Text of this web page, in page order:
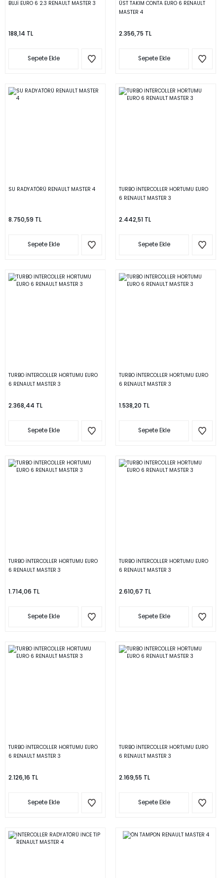
BUJİ EURO 6 2.3 RENAULT MASTER 3
188,14 TL
Sepete Ekle
ÜST TAKIM CONTA EURO 6 RENAULT
MASTER 4
2.356,75 TL
Sepete Ekle
SU RADYATÖRÜ RENAULT MASTER 4
8.750,59 TL
Sepete Ekle
TURBO İNTERCOLLER HORTUMU EURO
6 RENAULT MASTER 3
2.442,51 TL
Sepete Ekle
TURBO İNTERCOLLER HORTUMU EURO
6 RENAULT MASTER 3
2.368,44 TL
Sepete Ekle
TURBO İNTERCOLLER HORTUMU EURO
6 RENAULT MASTER 3
1.538,20 TL
Sepete Ekle
TURBO İNTERCOLLER HORTUMU EURO
6 RENAULT MASTER 3
1.714,06 TL
Sepete Ekle
TURBO İNTERCOLLER HORTUMU EURO
6 RENAULT MASTER 3
2.610,67 TL
Sepete Ekle
TURBO İNTERCOLLER HORTUMU EURO
6 RENAULT MASTER 3
2.126,16 TL
Sepete Ekle
TURBO İNTERCOLLER HORTUMU EURO
6 RENAULT MASTER 3
2.169,55 TL
Sepete Ekle